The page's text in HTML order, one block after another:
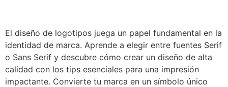
El diseño de logotipos juega un papel fundamental en la
identidad de marca. Aprende a elegir entre fuentes Serif
o Sans Serif y descubre cómo crear un diseño de alta
calidad con los tips esenciales para una impresión
impactante. Convierte tu marca en un símbolo único